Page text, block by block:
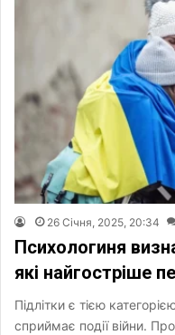
26 Січня, 2025, 20:34
Психологиня
які найгостріше
Підлітки є тією
сприймає події війни.